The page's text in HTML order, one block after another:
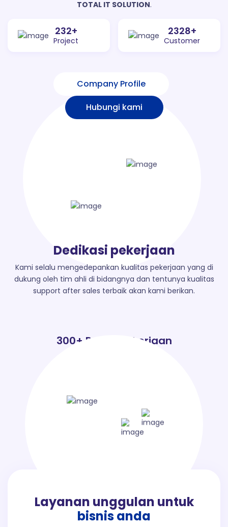
TOTAL IT SOLUTION.
300+
Project
3000+
Customer
Company Profile
Hubungi kami
Dedikasi pekerjaan
Kami selalu mengedepankan kualitas pekerjaan yang di
dukung oleh tim ahli di bidangnya dan tentunya kualitas
support after sales terbaik akan kami berikan.
300+ Projek Pekerjaan
Layanan unggulan untuk
bisnis anda